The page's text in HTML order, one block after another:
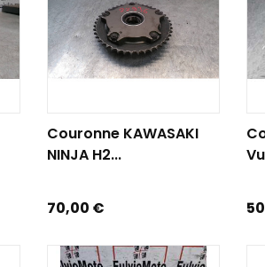
Couronne KAWASAKI
NINJA H2...
Prix
70,00 €